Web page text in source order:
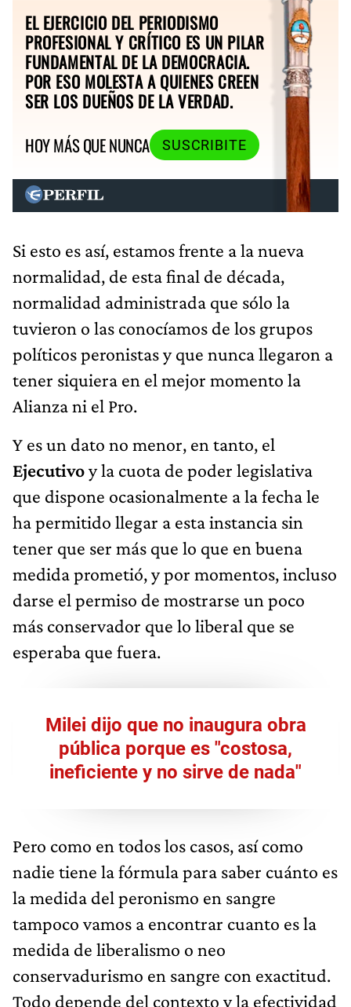
EL EJERCICIO DEL PERIODISMO
PROFESIONAL Y CRÍTICO ES UN PILAR
FUNDAMENTAL DE LA DEMOCRACIA.
POR ESO MOLESTA A QUIENES CREEN
SER LOS DUEÑOS DE LA VERDAD.
HOY MÁS QUE NUNCA
SUSCRIBITE
Si esto es así, estamos frente a la nueva
normalidad, de esta final de década,
normalidad administrada que sólo la
tuvieron o las conocíamos de los grupos
políticos peronistas y que nunca llegaron a
tener siquiera en el mejor momento la
Alianza ni el Pro.
Y es un dato no menor, en tanto, el
Ejecutivoy la cuota de poder legislativa
que dispone ocasionalmente a la fecha le
ha permitido llegar a esta instancia sin
tener que ser más que lo que en buena
medida prometió, y por momentos, incluso
darse el permiso de mostrarse un poco
más conservador que lo liberal que se
esperaba que fuera.
Milei dijo que no inaugura obra
pública porque es "costosa,
ineficiente y no sirve de nada"
Pero como en todos los casos, así como
nadie tiene la fórmula para saber cuánto es
la medida del peronismo en sangre
tampoco vamos a encontrar cuanto es la
medida de liberalismo o neo
conservadurismo en sangre con exactitud.
Todo depende del contexto y la efectividad